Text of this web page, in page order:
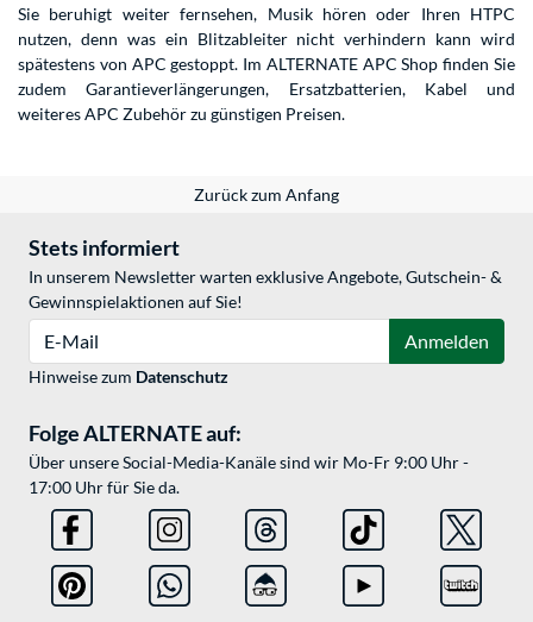
Sie beruhigt weiter fernsehen, Musik hören oder Ihren HTPC
nutzen, denn was ein Blitzableiter nicht verhindern kann wird
spätestens von APC gestoppt. Im ALTERNATE APC Shop finden Sie
zudem Garantieverlängerungen, Ersatzbatterien, Kabel und
weiteres APC Zubehör zu günstigen Preisen.
Zurück zum Anfang
Stets informiert
In unserem Newsletter warten exklusive Angebote, Gutschein- &
Gewinnspielaktionen auf Sie!
Anmelden
Hinweise zum Datenschutz
Folge ALTERNATE auf:
Über unsere Social-Media-Kanäle sind wir Mo-Fr 9:00 Uhr -
17:00 Uhr für Sie da.